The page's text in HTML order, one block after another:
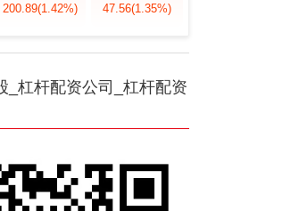
200.89(1.42%) 47.56(1.35%)
_杠杆配资公司_杠杆配资